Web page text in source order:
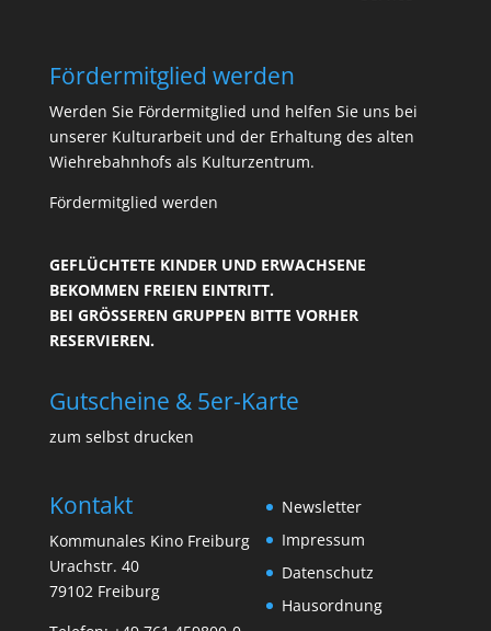
Fördermitglied werden
Werden Sie Fördermitglied und helfen Sie uns bei
unserer Kulturarbeit und der Erhaltung des alten
Wiehrebahnhofs als Kulturzentrum.
Fördermitglied werden
GEFLÜCHTETE KINDER UND ERWACHSENE
BEKOMMEN FREIEN EINTRITT.
BEI GRÖSSEREN GRUPPEN BITTE VORHER R
ESERVIEREN.
Gutscheine & 5er-Karte
zum selbst drucken
Kontakt
Kommunales Kino Freiburg
Urachstr. 40
79102 Freiburg
Newsletter
Impressum
Datenschutz
Hausordnung